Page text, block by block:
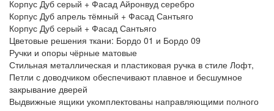
Корпус Дуб серый + Фасад Айронвуд серебро
Корпус Дуб апрель тёмный + Фасад Сантьяго
Корпус Дуб серый + Фасад Сантьяго
Цветовые решения ткани: Бордо 01 и Бордо 09
Ручки и опоры чёрные матовые
Стильная металлическая и пластиковая ручка в стиле Лофт,
Петли с доводчиком обеспечивают плавное и бесшумное
закрывание дверей
Выдвижные ящики укомплектованы направляющими полного